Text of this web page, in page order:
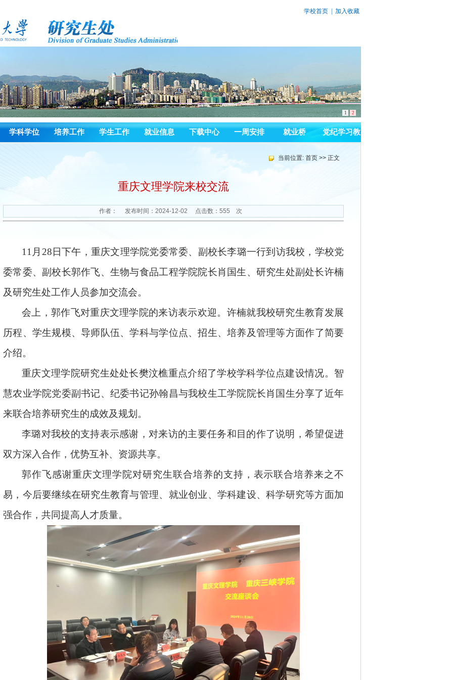
学校首页 加入收藏
1 2
学科学位 培养工作 学生工作 就业信息 下载中心 一周安排 就业桥 党纪学习教
当前位置: 首页 >> 正文
重庆文理学院来校交流
作者： 发布时间：2024-12-02 点击数： 555 次
11 月 28 日下午，重庆文理学院党委常委、 副校长李璐一行到访我校，学校党
委常委、副校长郭作飞、生物与食品工程学院院长肖国生、研究生处副处长许楠
及研究生处工作人员参加交流会。
会上，郭作飞对重庆文理学院的来访表示欢迎。许楠就我校研究生教育发展
历程、 学生规模、导师队伍、学科与学位点、招生、培养及管理等方面作了简要
介绍。
重庆文理学院研究生处处长樊汶樵重点介绍了学校学科学位点建设情况。智
慧农业学院党委副书记、纪委书记孙翰昌与我校生工学院院长肖国生分享了近年
来联合培养研究生的成效及规划。
李璐对我校的支持表示感谢，对来访的主要任务和目的作了说明，希望促进
双方深入合作，优势互补、 资源共享。
郭作飞感谢重庆文理学院对研究生联合培养的支持，表示联合培养来之不
易， 今后要继续在研究生教育与管理、就业创业、学科建设、科学研究等方面加
强合作， 共同提高人才质量。